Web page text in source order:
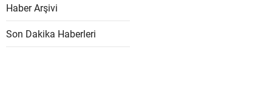
Haber Arşivi
Son Dakika Haberleri